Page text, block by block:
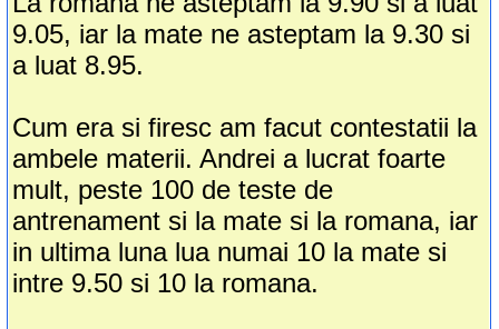
9.05, iar la mate ne asteptam la 9.30 si
a luat 8.95.
Cum era si firesc am facut contestatii la
ambele materii. Andrei a lucrat foarte
mult, peste 100 de teste de
antrenament si la mate si la romana, iar
in ultima luna lua numai 10 la mate si
intre 9.50 si 10 la romana.